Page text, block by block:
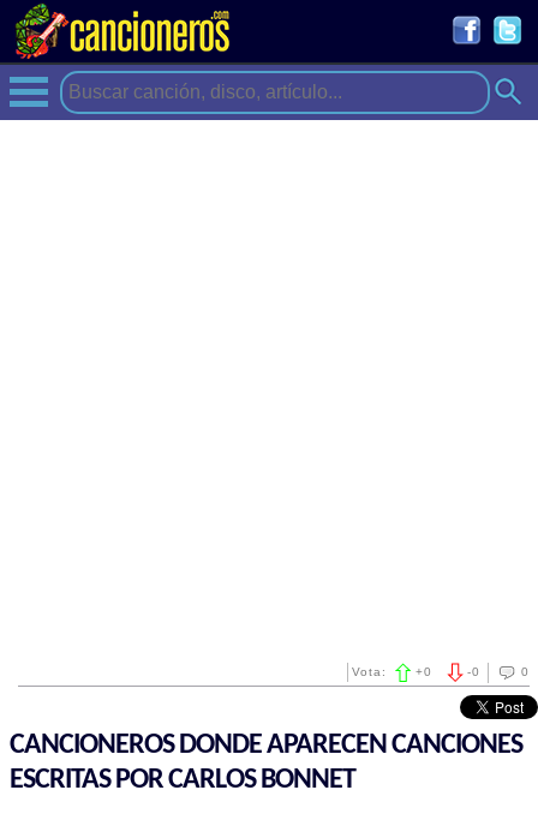
0
-0
Vota: +0
CANCIONEROS DONDE APARECEN CANCIONES
ESCRITAS POR CARLOS BONNET